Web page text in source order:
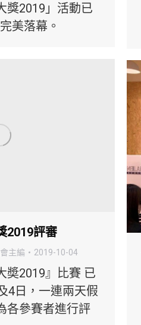
獎2019」活動已
美落幕。
2019評審
主編 2019-10-04
奬2019』比賽 已
4日，一連兩天假
各參賽者進行評